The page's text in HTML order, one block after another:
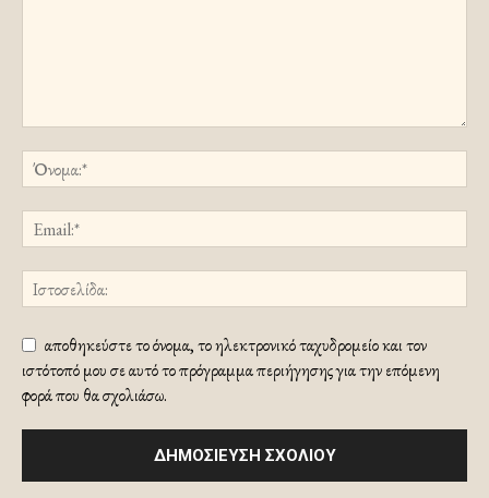
αποθηκεύστε το όνομα, το ηλεκτρονικό ταχυδρομείο και τον
ιστότοπό μου σε αυτό το πρόγραμμα περιήγησης για την επόμενη
φορά που θα σχολιάσω.